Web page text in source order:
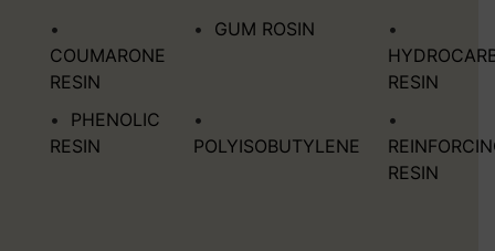
COUMARONE
RESIN
GUM ROSIN
RESIN
PHENOLIC
RESIN
POLYISOBUTYLENE
RESIN